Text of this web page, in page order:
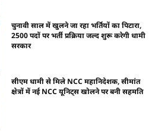
चुनावी साल में खुलने जा रहा भर्तियों का पिटारा,
2500 पदों पर भर्ती प्रक्रिया जल्द शुरू करेगी धामी
सरकार
सीएम धामी से मिले NCC महानिदेशक, सीमांत
क्षेत्रों में नई NCC यूनिट्स खोलने पर बनी सहमति